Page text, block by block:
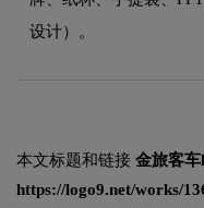
设计）。
本文标题和链接 金旅客
https://logo9.net/works/